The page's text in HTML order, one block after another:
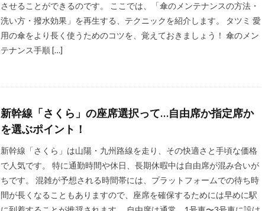
させることができるのです。 ここでは、「傘のメンテナンスの方法・
洗い方・撥水効果」を再生する、テクニックを紹介します。 タツミ 愛
用の傘をより長く使うためのコツを、覚えておきましょう！ 傘のメン
テナンス手順 […]
新幹線「さくら」の座席選択って…自由席か指定席か
を選ぶポイント！
新幹線「さくら」は山陽・九州路線を走り、その快適さと手頃な価格
で人気です。 特に通勤時間や休日、長期休暇中は自由席が混み合いが
ちです。 混雑が予想される時間帯には、プラットフォームでの待ち時
間が長くなることもありますので、座席を確保するためには早めに駅